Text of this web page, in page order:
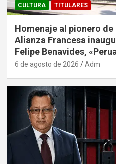
CULTURA TITULARES
Homenaje al pionero
Alianza Francesa
Felipe Benavides,
6 de agosto de 2026 Adm